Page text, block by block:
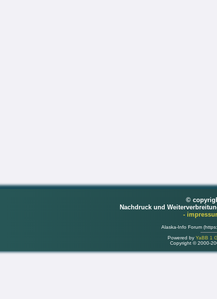
©
Nachdruck und
-
Alaska-Info Forum
Powered by YaBB 1
Copyright © 2000-